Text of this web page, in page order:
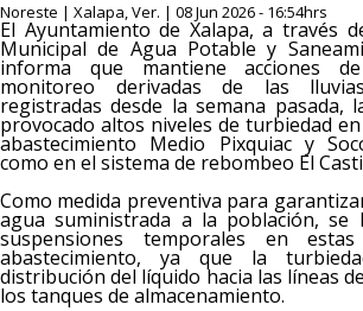
Noreste | Xalapa, Ver. | 08 Jun 2026 - 16:54hrs
El Ayuntamiento de Xalapa, a través
Municipal de Agua Potable y
informa que mantiene acciones
monitoreo derivadas de las
registradas desde la semana pasada,
provocado altos niveles de turbiedad
abastecimiento Medio Pixquiac y
como en el sistema de rebombeo El
Como medida preventiva para
agua suministrada a la población, se
suspensiones temporales en
abastecimiento, ya que la
distribución del líquido hacia las líneas
los tanques de almacenamiento.